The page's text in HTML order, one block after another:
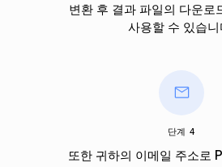
변환 후 결과 파일의 다운로
사용할 수 있습니
단계 4
또한 귀하의 이메일 주소로